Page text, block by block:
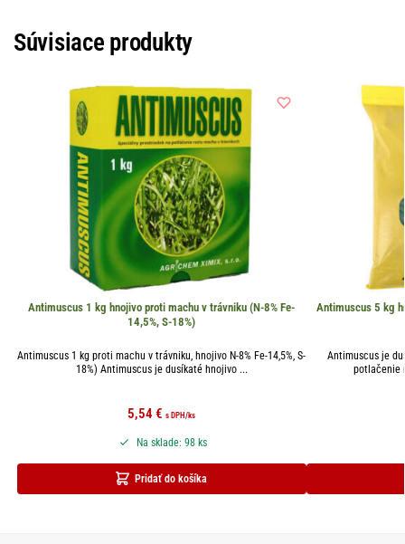
Súvisiace produkty
Antimuscus 1 kg hnojivo proti machu v trávniku (N-8% Fe-
14,5%, S-18%)
Antimuscus 1 kg proti machu v trávniku, hnojivo N-8% Fe-14,5%, S-
18%) Antimuscus je dusíkaté hnojivo ...
5,54€ s DPH/ks
Pridať do košíka
Na sklade: 98 ks
Antimuscus 5 kg
Antimuscus je
potlačenie